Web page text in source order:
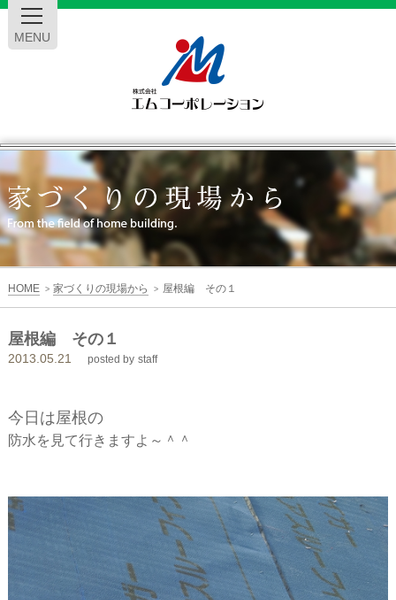
MENU
エ
ム
コ
ー
ポ
レ
ー
ョ
ン
HOME > 家づくりの現場から > 屋根編 その１
屋根編 その１
2013.05.21 posted by staff
今日は屋根の
防水を見て行きますよ～＾＾